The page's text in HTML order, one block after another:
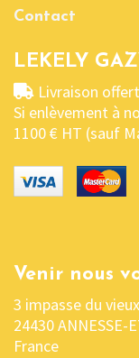
Contact
LEKELY
Livraison
Si enlèvement à
1100 € HT (sauf
Venir nous
3 impasse du
24430 ANNESSE-
France